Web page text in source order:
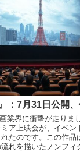
：7月31日公開
業界に衝撃が走りま
ミア上映会が、イベ
たのです。この作品
れを描いたノンフィ